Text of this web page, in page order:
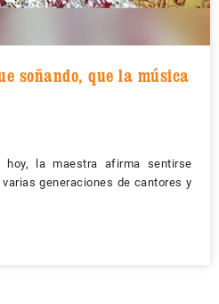
soñando, que la música
la maestra afirma sentirse
generaciones de cantores y